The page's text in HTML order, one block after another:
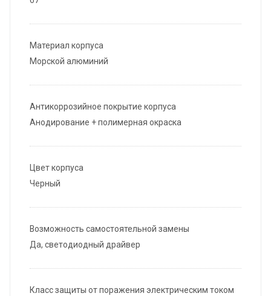
Материал корпуса
Морской алюминий
Антикоррозийное покрытие корпуса
Анодирование + полимерная окраска
Цвет корпуса
Черный
Возможность самостоятельной замены
Да, светодиодный драйвер
Класс защиты от поражения электрическим током